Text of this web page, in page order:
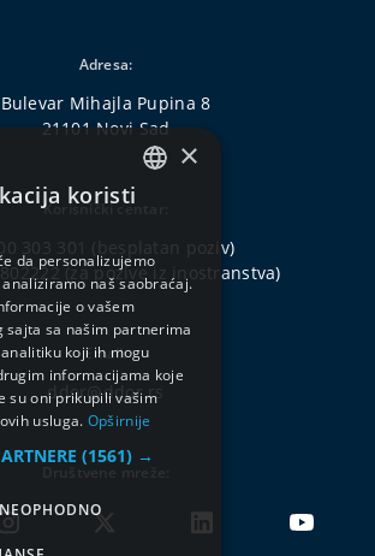
Adresa:
Bulevar Mihajla Pupina 8
21101 Novi Sad
Korisnički centar:
303 301
(besplatan poziv)
(za pozive iz inostranstva)
Email:
ddor@ddor.rs
ENGLISH
×
koristi
da personalizujemo
naš saobraćaj.
o vašem
sajta sa našim partnerima
koji ih mogu
informacijama koje
su oni prikupili vašim
usluga. Opširnije
(1561) →